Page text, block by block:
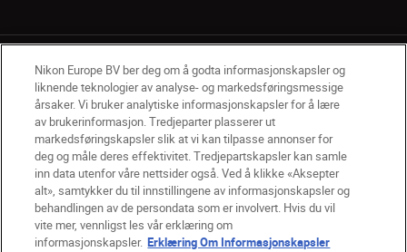
NO Nikon Sites
Kontakt oss Personvernerklæring
Bruksvilkår
Vilkår og betingelser for Nikon Store
Erklæring Om Informasjonskapsler
Tilgjengelighet
Innstillinger for informasjonskapsler
© 2026 Nikon
Nikon Europe BV ber deg om å godta informasjonskapsler og
liknende teknologier av analyse- og markedsføringsmessige
årsaker. Vi bruker analytiske informasjonskapsler for å lære
av brukerinformasjon. Tredjeparter plasserer ut
markedsføringskapsler slik at vi kan tilpasse annonser for
deg og måle deres effektivitet. Tredjepartskapsler kan samle
inn data utenfor våre nettsider også. Ved å klikke «Aksepter
alt», samtykker du til innstillingene av informasjonskapsler og
behandlingen av de persondata som er involvert. Hvis du vil
vite mer, vennligst les vår erklæring om
informasjonskapsler. Erklæring Om Informasjonskapsler